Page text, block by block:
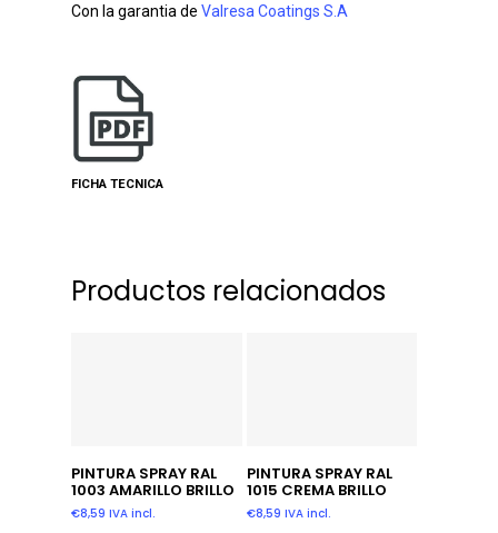
Con la garantia de Valresa Coatings S.A
FICHA TECNICA
Productos relacionados
Añadir Al Carrito
PINTURA SPRAY RAL
1003 AMARILLO BRILLO
€8,59 IVA incl.
Añadir Al Carrito
PINTURA SPRAY RAL
1015 CREMA BRILLO
€8,59 IVA incl.